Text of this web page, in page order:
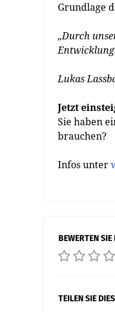
Grundlage
„Durch
Lukas
Jetzt
Sie haben
brauchen?
Infos unter
BEWERTEN
TEILEN SIE